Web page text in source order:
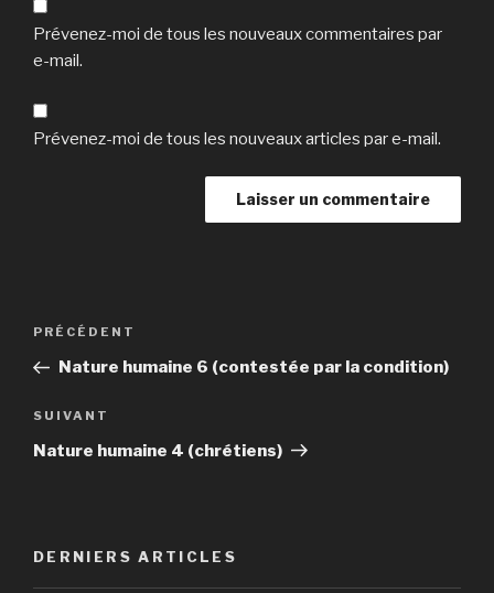
Prévenez-moi de tous les nouveaux commentaires par
e-mail.
Prévenez-moi de tous les nouveaux articles par e-mail.
Navigation
l’article
Article
précédent
PRÉCÉDENT
Nature humaine 6 (contestée par la condition)
Article
suivant
SUIVANT
Nature humaine 4 (chrétiens)
DERNIERS ARTICLES